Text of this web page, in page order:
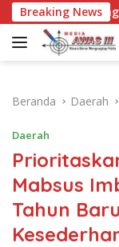
Langsung
ke
konten
Breaking News
Perkuat
Beranda Daerah
Daerah
Mabsus
Tahun